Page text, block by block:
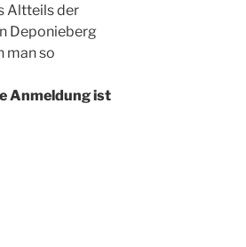
Altteils der
Deponieberg
man so
Anmeldung ist